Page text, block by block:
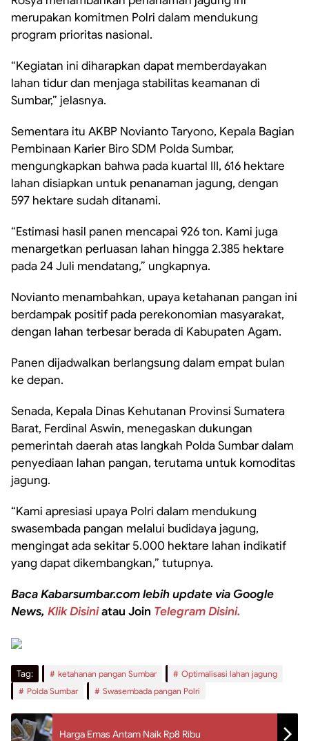
merupakan komitmen Polri dalam mendukung
program prioritas nasional.
“Kegiatan ini diharapkan dapat memberdayakan
lahan tidur dan menjaga stabilitas keamanan di
Sumbar,” jelasnya.
Sementara itu AKBP Novianto Taryono, Kepala Bagian
Pembinaan Karier Biro SDM Polda Sumbar,
mengungkapkan bahwa pada kuartal III, 616 hektare
lahan disiapkan untuk penanaman jagung, dengan
597 hektare sudah ditanami.
“Estimasi hasil panen mencapai 926 ton. Kami juga
menargetkan perluasan lahan hingga 2.385 hektare
pada 24 Juli mendatang,” ungkapnya.
Novianto menambahkan, upaya ketahanan pangan ini
berdampak positif pada perekonomian masyarakat,
dengan lahan terbesar berada di Kabupaten Agam.
Panen dijadwalkan berlangsung dalam empat bulan
ke depan.
Senada, Kepala Dinas Kehutanan Provinsi Sumatera
Barat, Ferdinal Aswin, menegaskan dukungan
pemerintah daerah atas langkah Polda Sumbar dalam
penyediaan lahan pangan, terutama untuk komoditas
jagung.
“Kami apresiasi upaya Polri dalam mendukung
swasembada pangan melalui budidaya jagung,
mengingat ada sekitar 5.000 hektare lahan indikatif
yang dapat dikembangkan,” tutupnya.
Baca Kabarsumbar.com lebih update via Google
News, Klik Disiniatau Join Telegram Disini.
Tag: ketahanan pangan Sumbar
Optimalisasi lahan jagung
Polda Sumbar
Swasembada pangan Polri
Harga Emas Antam Naik Rp8 Ribu